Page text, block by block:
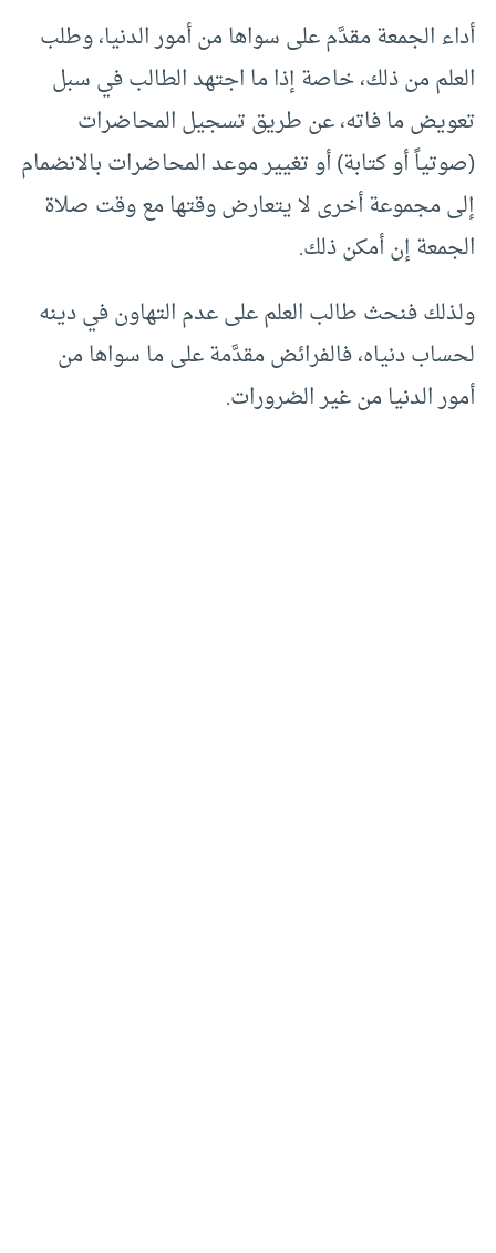
أداء الجمعة مقدَّم على سواها من أمور الدنيا، وطلب
العلم من ذلك، خاصة إذا ما اجتهد الطالب في سبل
تعويض ما فاته، عن طريق تسجيل المحاضرات
(صوتياً أو كتابة) أو تغيير موعد المحاضرات بالانضمام
إلى مجموعة أخرى لا يتعارض وقتها مع وقت صلاة
الجمعة إن أمكن ذلك.
ولذلك فنحث طالب العلم على عدم التهاون في دينه
لحساب دنياه، فالفرائض مقدَّمة على ما سواها من
أمور الدنيا من غير الضرورات.